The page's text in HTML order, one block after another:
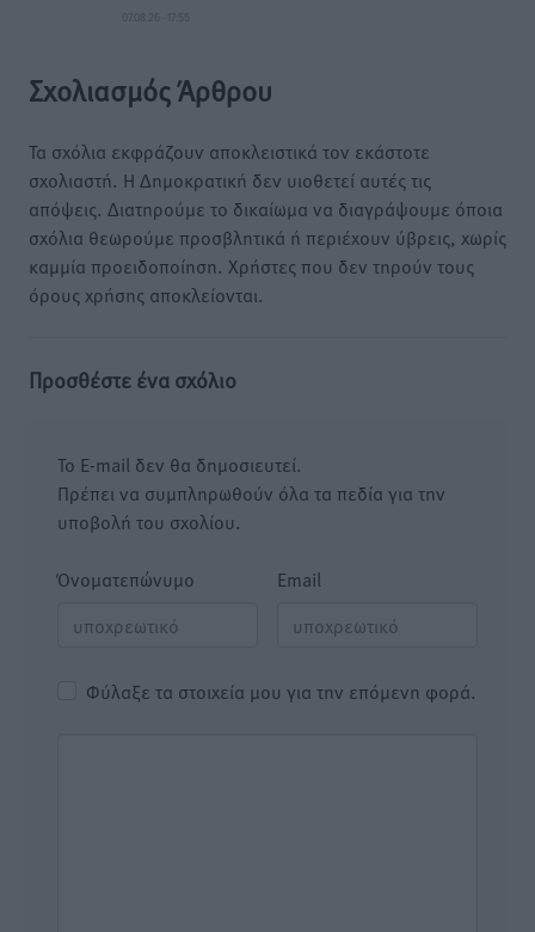
07.08.26 · 17:55
Σχολιασμός Άρθρου
Τα σχόλια εκφράζουν αποκλειστικά τον εκάστοτε
σχολιαστή. Η Δημοκρατική δεν υιοθετεί αυτές τις
απόψεις. Διατηρούμε το δικαίωμα να διαγράψουμε όποια
σχόλια θεωρούμε προσβλητικά ή περιέχουν ύβρεις, χωρίς
καμμία προειδοποίηση. Χρήστες που δεν τηρούν τους
όρους χρήσης αποκλείονται.
Προσθέστε ένα σχόλιο
Το E-mail δεν θα δημοσιευτεί.
Πρέπει να συμπληρωθούν όλα τα πεδία για την
υποβολή του σχολίου.
Όνοματεπώνυμο Email
Φύλαξε τα στοιχεία μου για την επόμενη φορά.